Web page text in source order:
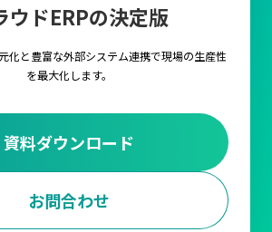
ウドERPの決定版
化と豊富な外部システム連携で現場の生産性
を最大化します。
資料ダウンロード
お問合わせ